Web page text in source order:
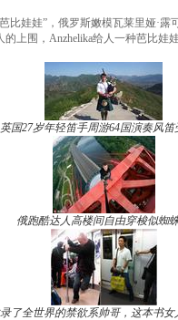
比娃娃”，俄罗斯嫩模瓦莱里娅·
的上围，Anzhelika给人一种芭比娃
英国27岁年轻笛手周游64国演奏风笛
俄跑酷达人高楼间自由穿梭似蜘
了全世界的禁欲系帅哥，这本书女